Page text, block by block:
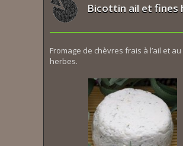
Bicottin ail et fines
Fromage de chèvres frais à l’ail et
herbes.